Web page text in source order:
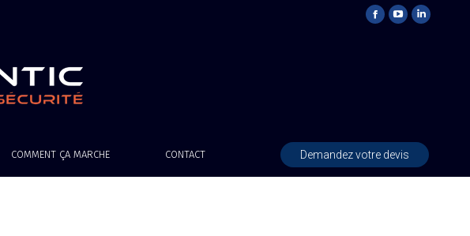
COMMENT ÇA MARCHE CONTACT Demandez votre devis